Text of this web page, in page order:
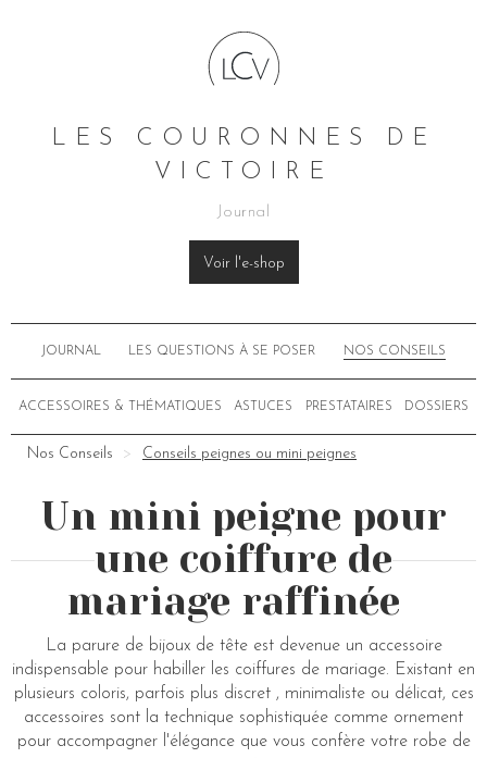
LES COURONNES DE
VICTOIRE
Journal
Voir l'e-shop
JOURNAL LES QUESTIONS À SE POSER NOS CONSEILS
ACCESSOIRES & THÉMATIQUES ASTUCES PRESTATAIRES DOSSIERS
Nos Conseils Conseils peignes ou mini peignes
Un mini peigne pour
une coiffure de
mariage raffinée
La parure de bijoux de tête est devenue un accessoire
indispensable pour habiller les coiffures de mariage. Existant en
plusieurs coloris, parfois plus discret , minimaliste ou délicat, ces
accessoires sont la technique sophistiquée comme ornement
pour accompagner l'élégance que vous confère votre robe de